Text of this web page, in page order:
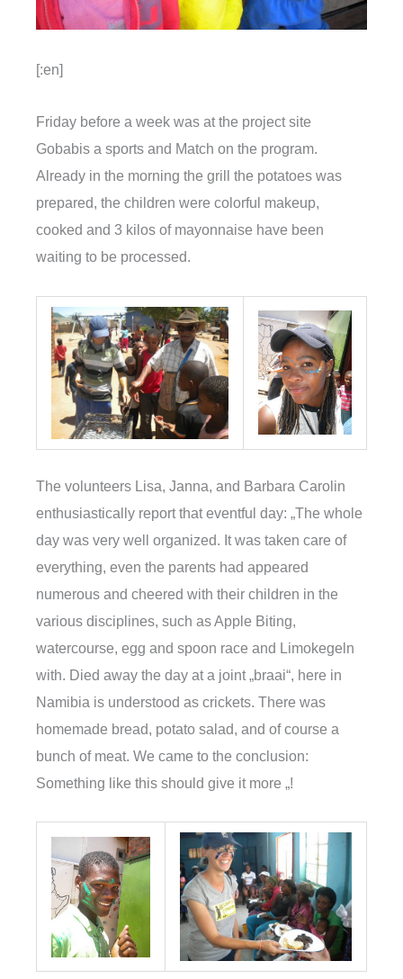
[:en]
Friday before a week was at the project site
Gobabis a sports and Match on the program.
Already in the morning the grill the potatoes was
prepared, the children were colorful makeup,
cooked and 3 kilos of mayonnaise have been
waiting to be processed.
The volunteers Lisa, Janna, and Barbara Carolin
enthusiastically report that eventful day: „The whole
day was very well organized. It was taken care of
everything, even the parents had appeared
numerous and cheered with their children in the
various disciplines, such as Apple Biting,
watercourse, egg and spoon race and Limokegeln
with. Died away the day at a joint „braai“, here in
Namibia is understood as crickets. There was
homemade bread, potato salad, and of course a
bunch of meat. We came to the conclusion:
Something like this should give it more „!